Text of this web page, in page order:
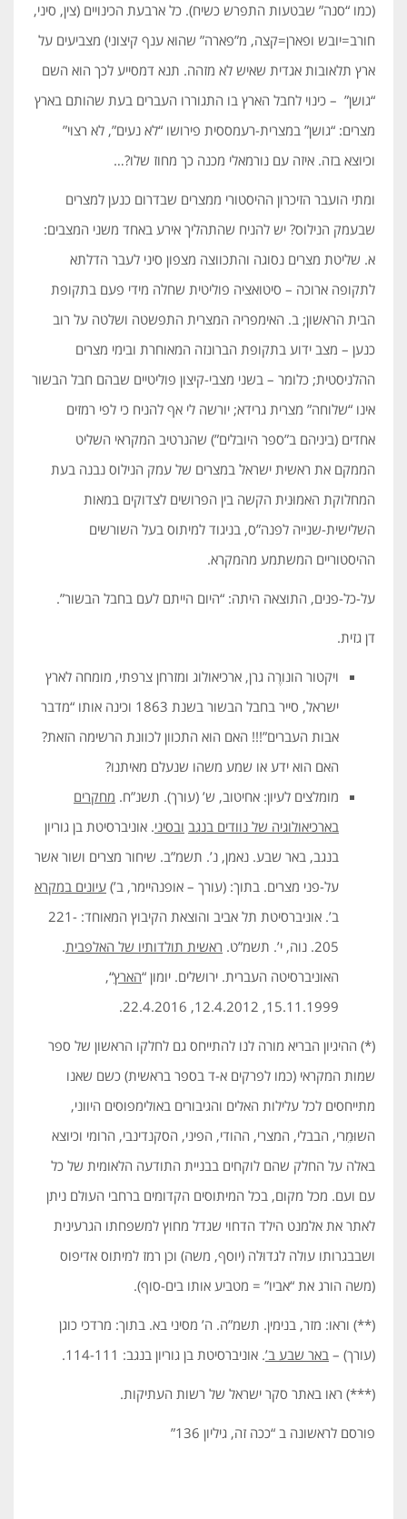
(כמו “סנה” שבטעות התפרש כשיח). כל ארבעת הכינויים (צין, סיני,
חורב=יובש ופארן=קצה, מ”פארה” שהוא ענף קיצוני) מצביעים על
ארץ תלאובות אגדית שאיש לא מזהה. תנא דמסייע לכך הוא השם
“גושן” – כינוי לחבל הארץ בו התגוררו העברים בעת שהותם בארץ
מצרים: “גושן” במצרית-רעמססית פירושו “לא נעים”, לא רצוי”
וכיוצא בזה. איזה עם נורמאלי מכנה כך מחוז שלו?…
ומתי הועבר הזיכרון ההיסטורי ממצרים שבדרום כנען למצרים
שבעמק הנילוס? יש להניח שהתהליך אירע באחד משני המצבים:
א. שליטת מצרים נסוגה והתכווצה מצפון סיני לעבר הדלתא
לתקופה ארוכה – סיטואציה פוליטית שחלה מידי פעם בתקופת
הבית הראשון; ב. האימפריה המצרית התפשטה ושלטה על רוב
כנען – מצב ידוע בתקופת הברונזה המאוחרת ובימי מצרים
ההלניסטית; כלומר – בשני מצבי-קיצון פוליטיים שבהם חבל הבשור
אינו “שלוחה” מצרית גרידא; יורשה לי אף להניח כי לפי רמזים
אחדים (ביניהם ב”ספר היובלים”) שהנרטיב המקראי השליט
הממקם את ראשית ישראל במצרים של עמק הנילוס נבנה בעת
המחלוקת האמוּנית הקשה בין הפרושים לצדוקים במאות
השלישית-שנייה לפנה”ס, בניגוד למיתוס בעל השורשים
ההיסטוריים המשתמע מהמקרא.
על-כל-פנים, התוצאה היתה: “היום הייתם לעם בחבל הבשור”.
דן גזית.
ויקטור הונורֶה גרן, ארכיאולוג ומזרחן צרפתי, מומחה לארץ
ישראל, סייר בחבל הבשור בשנת 1863 וכינה אותו “מדבר
אבות העברים”!!! האם הוא התכוון לכוונת הרשימה הזאת?
האם הוא ידע או שמע משהו שנעלם מאיתנו?
מומלצים לעיון: אחיטוב, ש’ (עורך). תשנ”ח. מחקרים
בארכיאולוגיה של נוודים בנגב ובסיני. אוניברסיטת בן גוריון
בנגב, באר שבע. נאמן, נ’. תשמ”ב. שיחור מצרים ושור אשר
על-פני מצרים. בתוך: (עורך – אופנהיימר, ב’) עיונים במקרא
ב’. אוניברסיטת תל אביב והוצאת הקיבוץ המאוחד: 221-
205. נוה, י’. תשמ”ט.
ראשית תולדותיו של האלפבית.
האוניברסיטה העברית. ירושלים. יומון “הארץ“,
15.11.1999, 12.4.2012, 22.4.2016.
(*) ההיגיון הבריא מורה לנו להתייחס גם לחלקו הראשון של ספר
שמות המקראי (כמו לפרקים א-ד בספר בראשית) כשם שאנו
מתייחסים לכל עלילות האלים והגיבורים באולימפוסים היווני,
השוּמֵרי, הבבלי, המצרי, ההודי, הפיני, הסקנדינבי, הרומי וכיוצא
באלה על החלק שהם לוקחים בבניית התודעה הלאומית של כל
עם ועם. מכל מקום, בכל המיתוסים הקדומים ברחבי העולם ניתן
לאתר את אלמנט הילד הדחוי שגדל מחוץ למשפחתו הגרעינית
ושבבגרותו עולה לגדוּלה (יוסף, משה) וכן רמז למיתוס אדיפוס
(משה הורג את “אביו” = מטביע אותו בים-סוף).
(**) וראו: מזר, בנימין. תשמ”ה. ה’ מסיני בא. בתוך: מרדכי כוגן
(עורך) – באר שבע ב’. אוניברסיטת בן גוריון בנגב: 114-111.
(***) ראו באתר סקר ישראל של רשות העתיקות.
פורסם לראשונה ב “ככה זה, גיליון 136”